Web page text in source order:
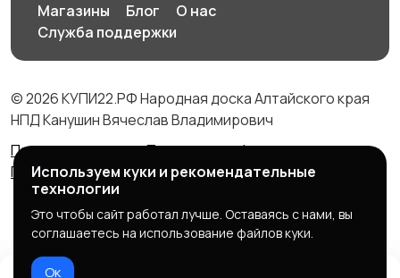
Магазины Блог
О нас
Служба поддержки
© 2026 КУПИ22.РФ Народная доска Алтайского края
НПД Канушин Вячеслав Владимирович
Правила сервиса
Политика конфиденциальности
Политика использования cookie
Используем куки и рекомендательные
технологии
Это чтобы сайт работал лучше. Оставаясь с нами, вы
соглашаетесь на использование файлов куки.
Ок